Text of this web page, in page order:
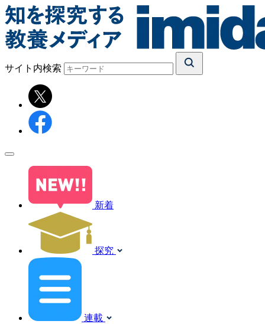
サイト内検索
新着
探究
連載